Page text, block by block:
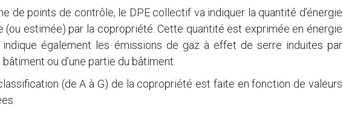
de points de contrôle, le DPE collectif va indiquer la quantité d’énergie
estimée) par la copropriété. Cette quantité est exprimée en énergie
également les émissions de gaz à effet de serre induites par
ou d’une partie du bâtiment.
(de A à G) de la copropriété est faite en fonction de valeurs